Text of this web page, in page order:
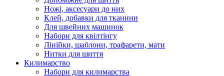
Ножі, аксесуари до них
Клей, добавки для тканини
Для швейних машинок
Набори для квілтінгу
Лінійки, шаблони, трафарети, мати
Нитки для шиття
Килимарство
Набори для килимарства